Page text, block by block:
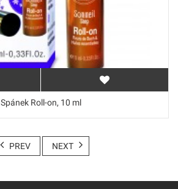
Spánek Roll-on, 10 ml
PREV NEXT